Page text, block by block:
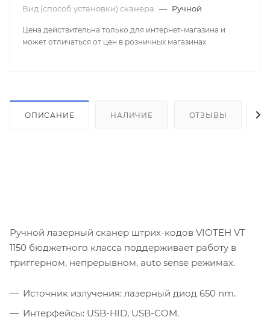
Вид (способ установки) сканера — Ручной
Цена действительна только для интернет-магазина и
может отличаться от цен в розничных магазинах
ОПИСАНИЕ НАЛИЧИЕ ОТЗЫВЫ
Ручной лазерный сканер штрих-кодов VIOTEH VT
1150 бюджетного класса поддерживает работу в
триггерном, непрерывном, auto sense режимах.
Источник излучения: лазерный диод 650 nm.
Интерфейсы: USB-HID, USB-COM.